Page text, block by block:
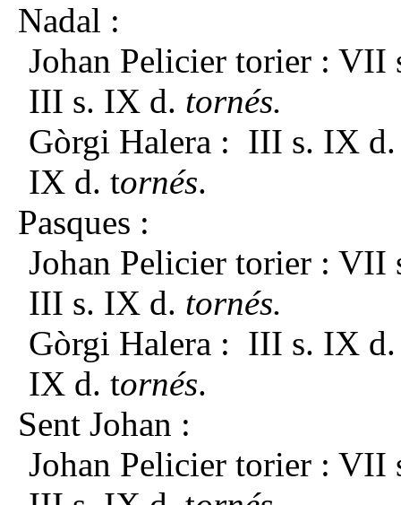
Nadal :
Johan Pelicier torier :
III s. IX d. tornés.
Gòrgi Halera : III s. IX
IX d. tornés.
Pasques :
Johan Pelicier torier :
III s. IX d. tornés.
Gòrgi Halera : III s. IX
IX d. tornés.
Sent Johan :
Johan Pelicier torier :